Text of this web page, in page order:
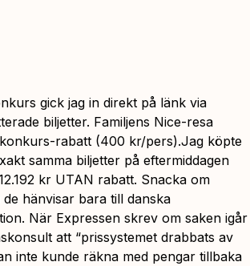
gick jag in direkt på länk via
biljetter. Familjens Nice-resa
rabatt (400 kr/pers).Jag köpte
samma biljetter på eftermiddagen
kr UTAN rabatt. Snacka om
hänvisar bara till danska
När Expressen skrev om saken igår
att “prissystemet drabbats av
inte kunde räkna med pengar tillbaka